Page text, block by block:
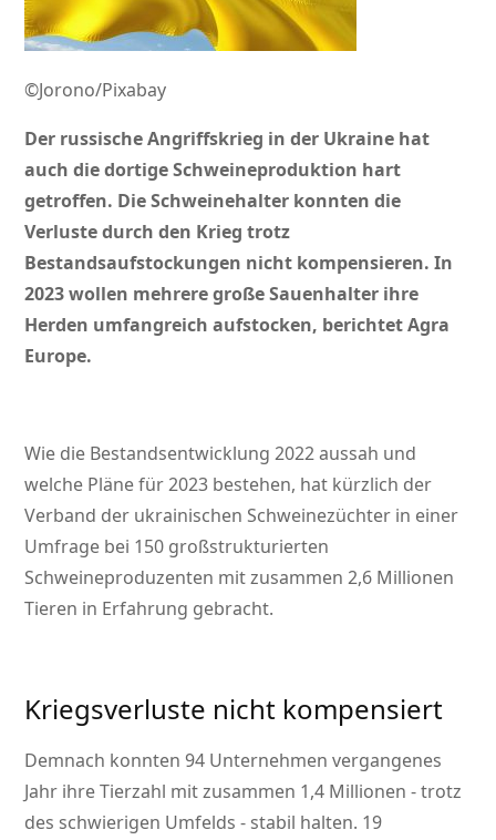
©Jorono/Pixabay
Der russische Angriffskrieg in der Ukraine hat
auch die dortige Schweineproduktion hart
getroffen. Die Schweinehalter konnten die
Verluste durch den Krieg trotz
Bestandsaufstockungen nicht kompensieren. In
2023 wollen mehrere große Sauenhalter ihre
Herden umfangreich aufstocken, berichtet Agra
Europe.
Wie die Bestandsentwicklung 2022 aussah und
welche Pläne für 2023 bestehen, hat kürzlich der
Verband der ukrainischen Schweinezüchter in einer
Umfrage bei 150 großstrukturierten
Schweineproduzenten mit zusammen 2,6 Millionen
Tieren in Erfahrung gebracht.
Kriegsverluste nicht kompensiert
Demnach konnten 94 Unternehmen vergangenes
Jahr ihre Tierzahl mit zusammen 1,4 Millionen - trotz
des schwierigen Umfelds - stabil halten. 19